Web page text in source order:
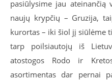
pasiūlysime jau ateinančią
naujų krypčių – Gruzija,
kurortas – iki šiol jį siūlėme
tarp poilsiautojų iš
atostogos Rodo ir
asortimentas dar pernai